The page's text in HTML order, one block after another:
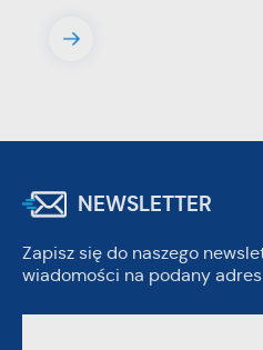
NEWSLETTER
Zapisz się do naszego
wiadomości na podany